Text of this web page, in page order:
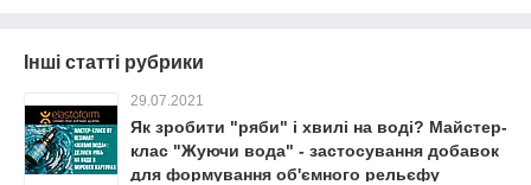
Інші статті рубрики
29.07.2021
Як зробити "ряби" і хвилі на воді? Майстер-
клас "Жуючи вода" - застосування добавок
для формування об'ємного рельєфу